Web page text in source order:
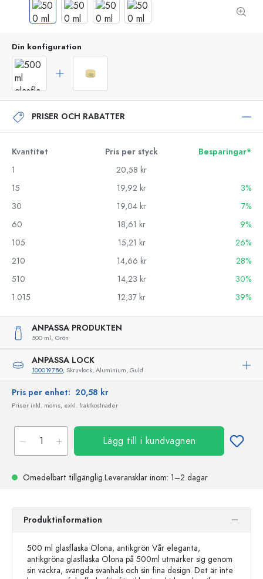
Din konfiguration
PRISER OCH RABATTER
Kvantitet Pris per styck
Besparingar*
1
20,58 kr
15
19,92 kr
3%
30
19,04 kr
7%
60
18,61 kr
9%
105
15,21 kr
26%
210
14,66 kr
28%
510
14,23 kr
30%
1.015
12,37 kr 39%
ANPASSA PRODUKTEN
500 ml, Grön
ANPASSA LOCK
100019780, Skruvlock, Aluminium, Guld
Pris per enhet: 20,58 kr
Priser inkl. moms, exkl. fraktkostnader
Lägg till i kundvagnen
Omedelbart tillgänglig.Leveransklar inom: 1–2 dagar
Produktinformation
500 ml glasflaska Olona, antikgrön Vår eleganta,
antikgröna glasflaska Olona på 500ml utmärker sig genom
sin vackra, svängda svanhals och sin fina design. Det är inte